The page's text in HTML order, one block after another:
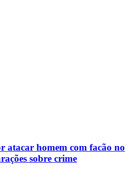
atacar homem com facão no
sobre crime